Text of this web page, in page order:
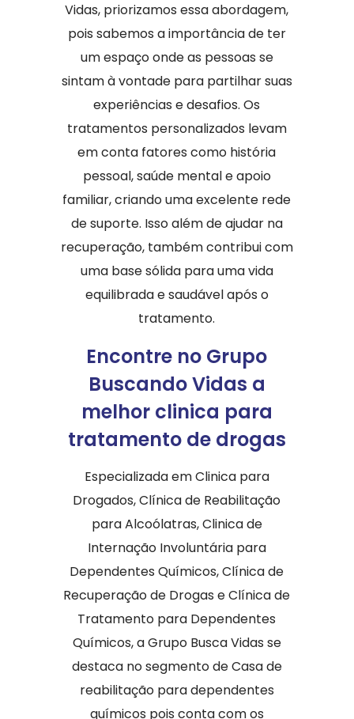
Vidas, priorizamos essa abordagem,
pois sabemos a importância de ter
um espaço onde as pessoas se
sintam à vontade para partilhar suas
experiências e desafios. Os
tratamentos personalizados levam
em conta fatores como história
pessoal, saúde mental e apoio
familiar, criando uma excelente rede
de suporte. Isso além de ajudar na
recuperação, também contribui com
uma base sólida para uma vida
equilibrada e saudável após o
tratamento.
Encontre no Grupo
Buscando Vidas a
melhor clinica para
tratamento de drogas
Especializada em Clinica para
Drogados, Clínica de Reabilitação
para Alcoólatras, Clinica de
Internação Involuntária para
Dependentes Químicos, Clínica de
Recuperação de Drogas e Clínica de
Tratamento para Dependentes
Químicos, a Grupo Busca Vidas se
destaca no segmento de Casa de
reabilitação para dependentes
químicos pois conta com os